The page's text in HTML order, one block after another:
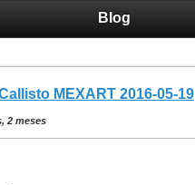
Blog
MEXART 2016-05-19
2 meses